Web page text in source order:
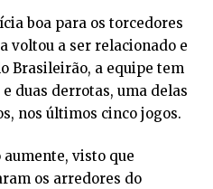
boa para os torcedores
voltou a ser relacionado e
Brasileirão, a equipe tem
duas derrotas, uma delas
nos últimos cinco jogos.
visto que
os arredores do